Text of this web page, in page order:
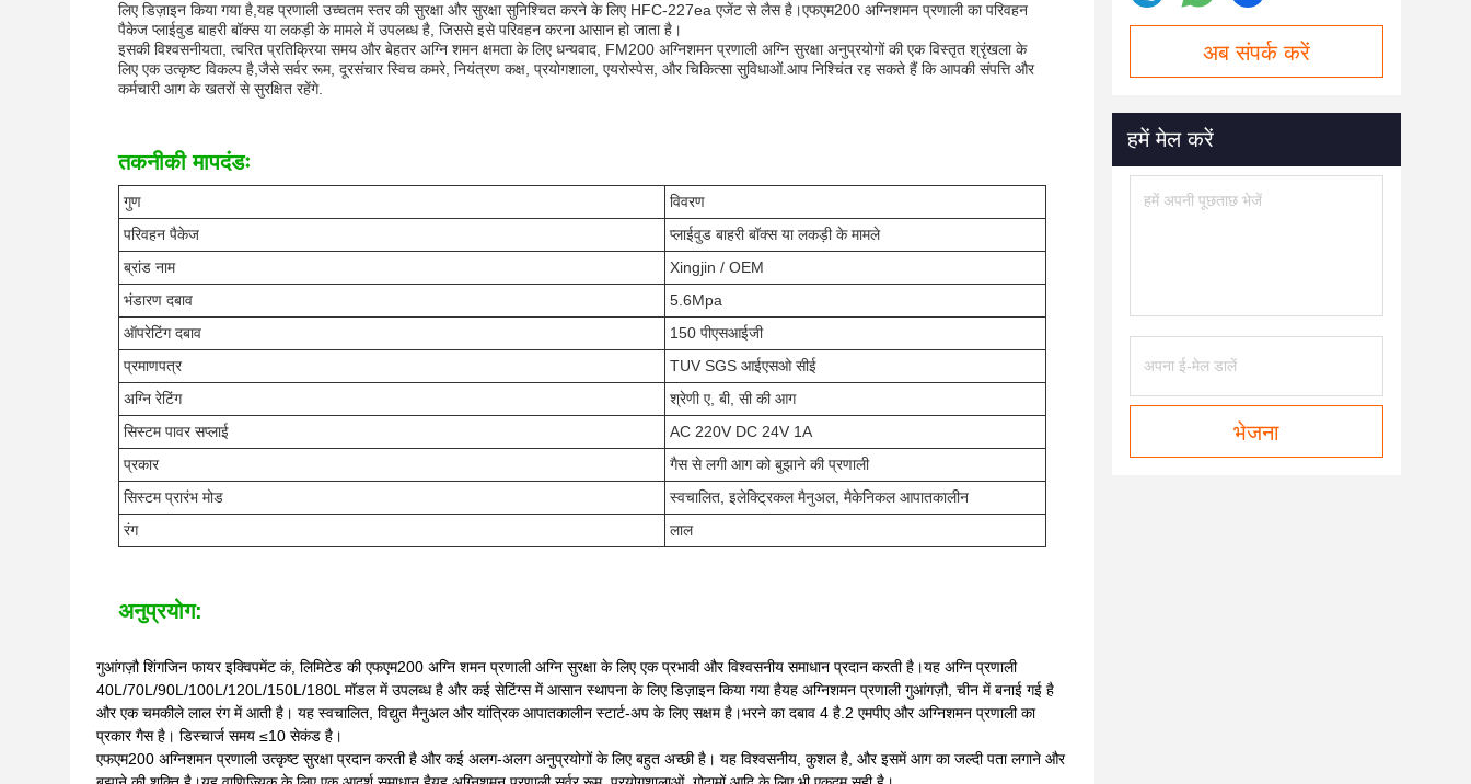
लिए डिज़ाइन किया गया है,यह प्रणाली उच्चतम स्तर की सुरक्षा और सुरक्षा सुनिश्चित करने के लिए HFC-227ea एजेंट से लैस है।एफएम200 अग्निशमन प्रणाली का परिवहन
पैकेज प्लाईवुड बाहरी बॉक्स या लकड़ी के मामले में उपलब्ध है, जिससे इसे परिवहन करना आसान हो जाता है।
इसकी विश्वसनीयता, त्वरित प्रतिक्रिया समय और बेहतर अग्नि शमन क्षमता के लिए धन्यवाद, FM200 अग्निशमन प्रणाली अग्नि सुरक्षा अनुप्रयोगों की एक विस्तृत श्रृंखला के
लिए एक उत्कृष्ट विकल्प है,जैसे सर्वर रूम, दूरसंचार स्विच कमरे, नियंत्रण कक्ष, प्रयोगशाला, एयरोस्पेस, और चिकित्सा सुविधाओं.आप निश्चिंत रह सकते हैं कि आपकी संपत्ति और
कर्मचारी आग के खतरों से सुरक्षित रहेंगे.
तकनीकी मापदंडः
गुण
विवरण
परिवहन पैकेज
प्लाईवुड बाहरी बॉक्स या लकड़ी के मामले
ब्रांड नाम
Xingjin / OEM
भंडारण दबाव
5.6Mpa
ऑपरेटिंग दबाव
150 पीएसआईजी
प्रमाणपत्र
TUV SGS आईएसओ सीई
अग्नि रेटिंग
श्रेणी ए, बी, सी की आग
सिस्टम पावर सप्लाई
AC 220V DC 24V 1A
प्रकार
गैस से लगी आग को बुझाने की प्रणाली
सिस्टम प्रारंभ मोड
स्वचालित, इलेक्ट्रिकल मैनुअल, मैकेनिकल आपातकालीन
रंग
लाल
अनुप्रयोग:
गुआंगज़ौ शिंगजिन फायर इक्विपमेंट कं, लिमिटेड की एफएम200 अग्नि शमन प्रणाली अग्नि सुरक्षा के लिए एक प्रभावी और विश्वसनीय समाधान प्रदान करती है।यह अग्नि प्रणाली
40L/70L/90L/100L/120L/150L/180L मॉडल में उपलब्ध है और कई सेटिंग्स में आसान स्थापना के लिए डिज़ाइन किया गया हैयह अग्निशमन प्रणाली गुआंगज़ौ, चीन में बनाई गई है
और एक चमकीले लाल रंग में आती है। यह स्वचालित, विद्युत मैनुअल और यांत्रिक आपातकालीन स्टार्ट-अप के लिए सक्षम है।भरने का दबाव 4 है.2 एमपीए और अग्निशमन प्रणाली का
प्रकार गैस है। डिस्चार्ज समय ≤10 सेकंड है।
एफएम200 अग्निशमन प्रणाली उत्कृष्ट सुरक्षा प्रदान करती है और कई अलग-अलग अनुप्रयोगों के लिए बहुत अच्छी है। यह विश्वसनीय, कुशल है, और इसमें आग का जल्दी पता लगाने और
अब संपर्क करें
हमें मेल करें
भेजना